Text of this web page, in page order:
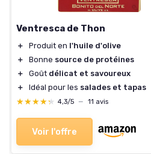
Ventresca de Thon
＋ Produit en l'huile d'olive
＋
Bonne source de protéines
＋
Goût délicat et savoureux
＋
Idéal pour les salades et tapas
★★★★★
★★★★★ 4,3/5 — 11 avis
Voir l'offre